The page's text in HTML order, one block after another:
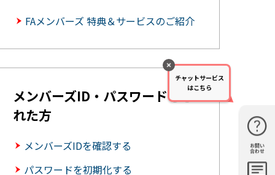
お問い
合わせ
購入・見
仕様・機
FAメンバーズ 特典＆サービスのご紹介
メンバーズID・パスワードを忘
れた方
メンバーズIDを確認する
パスワードを初期化する
チャットサービス
はこちら